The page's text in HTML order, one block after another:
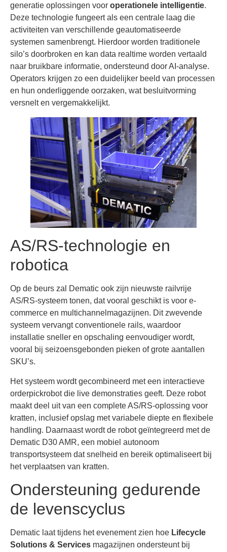
generatie oplossingen voor operationele intelligentie.
Deze technologie fungeert als een centrale laag die
activiteiten van verschillende geautomatiseerde
systemen samenbrengt. Hierdoor worden traditionele
silo’s doorbroken en kan data realtime worden vertaald
naar bruikbare informatie, ondersteund door AI-analyse.
Operators krijgen zo een duidelijker beeld van processen
en hun onderliggende oorzaken, wat besluitvorming
versnelt en vergemakkelijkt.
AS/RS-technologie en
robotica
Op de beurs zal Dematic ook zijn nieuwste railvrije
AS/RS-systeem tonen, dat vooral geschikt is voor e-
commerce en multichannelmagazijnen. Dit zwevende
systeem vervangt conventionele rails, waardoor
installatie sneller en opschaling eenvoudiger wordt,
vooral bij seizoensgebonden pieken of grote aantallen
SKU’s.
Het systeem wordt gecombineerd met een interactieve
orderpickrobot die live demonstraties geeft. Deze robot
maakt deel uit van een complete AS/RS-oplossing voor
kratten, inclusief opslag met variabele diepte en flexibele
handling. Daarnaast wordt de robot geïntegreerd met de
Dematic D30 AMR, een mobiel autonoom
transportsysteem dat snelheid en bereik optimaliseert bij
het verplaatsen van kratten.
Ondersteuning gedurende
de levenscyclus
Dematic laat tijdens het evenement zien hoe Lifecycle
Solutions & Services magazijnen ondersteunt bij